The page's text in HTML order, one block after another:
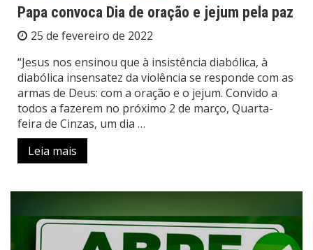
Papa convoca Dia de oração e jejum pela paz
25 de fevereiro de 2022
“Jesus nos ensinou que à insistência diabólica, à
diabólica insensatez da violência se responde com as
armas de Deus: com a oração e o jejum. Convido a
todos a fazerem no próximo 2 de março, Quarta-
feira de Cinzas, um dia …
Leia mais